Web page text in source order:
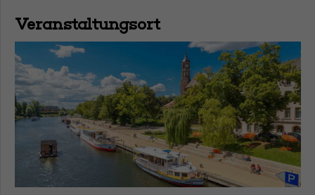
Veranstaltungsort